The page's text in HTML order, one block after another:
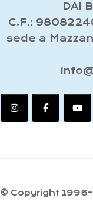
DAI
C.F.:
sede a
© Copyright